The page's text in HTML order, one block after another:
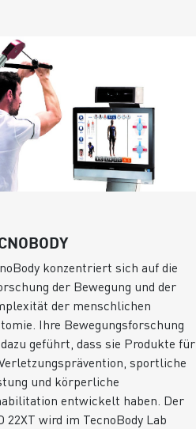
konzentriert sich auf die
der Bewegung und der
der menschlichen
Ihre Bewegungsforschung
geführt, dass sie Produkte für
sportliche
und körperliche
entwickelt haben. Der
22XT wird im TecnoBody Lab